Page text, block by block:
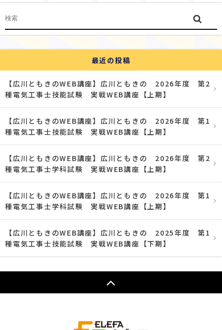
最近の投稿
【広川ともきのWEB講座】広川ともきの 2026年度 第2
種電気工事士技能試験 実戦WEB講座【上期】
【広川ともきのWEB講座】広川ともきの 2026年度 第1
種電気工事士技能試験 実戦WEB講座【上期】
【広川ともきのWEB講座】広川ともきの 2026年度 第2
種電気工事士学科試験 実戦WEB講座【上期】
【広川ともきのWEB講座】広川ともきの 2026年度 第1
種電気工事士学科試験 実戦WEB講座【上期】
【広川ともきのWEB講座】広川ともきの 2025年度 第1
種電気工事士技能試験 実戦WEB講座【下期】